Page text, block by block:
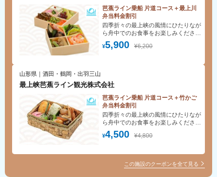
芭蕉ライン乗船 片道コース＋最上川
弁当料金割引
¥5,900 ¥6,200
四季折々の最上峡の風情にひたりなが
ら舟中でのお食事をお楽しみくださ
い。
山形県｜酒田・鶴岡・出羽三山
最上峡芭蕉ライン観光株式会社
芭蕉ライン乗船 片道コース＋竹かご
弁当料金割引
¥4,500 ¥4,800
四季折々の最上峡の風情にひたりなが
ら舟中でのお食事をお楽しみくださ
い。
この施設のクーポンを全て見る